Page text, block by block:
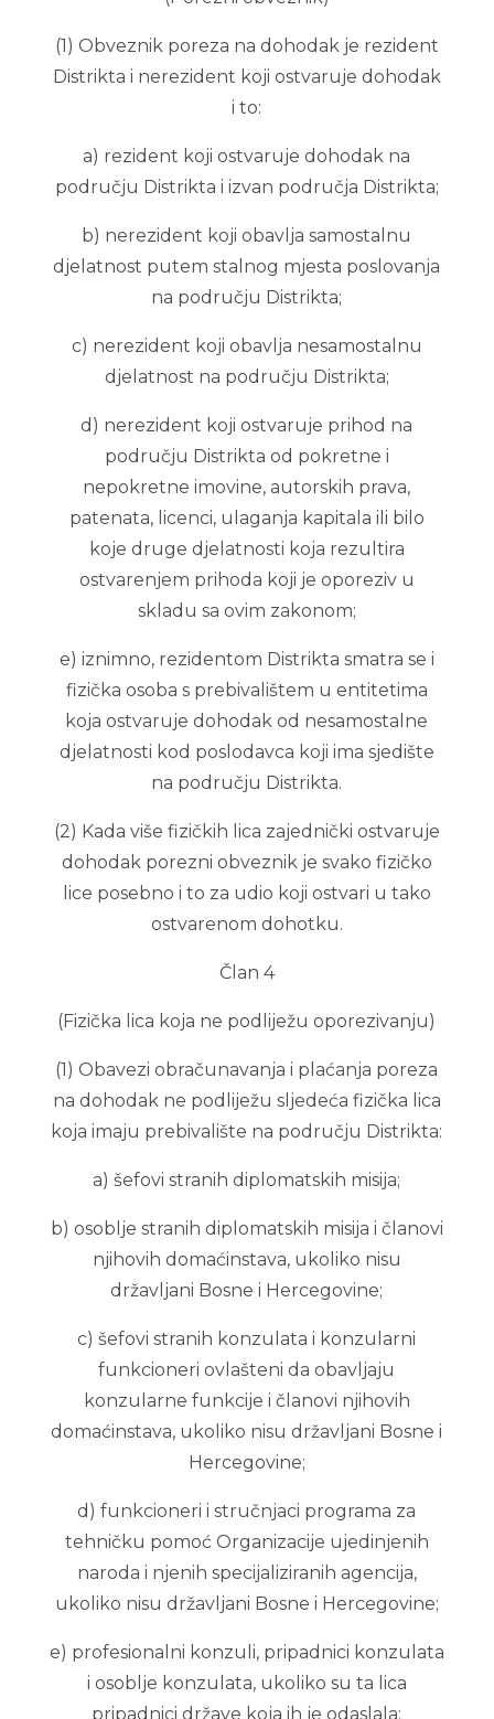
(1) Obveznik poreza na dohodak je rezident
Distrikta i nerezident koji ostvaruje dohodak
i to:
a) rezident koji ostvaruje dohodak na
području Distrikta i izvan područja Distrikta;
b) nerezident koji obavlja samostalnu
djelatnost putem stalnog mjesta poslovanja
na području Distrikta;
c) nerezident koji obavlja nesamostalnu
djelatnost na području Distrikta;
d) nerezident koji ostvaruje prihod na
području Distrikta od pokretne i
nepokretne imovine, autorskih prava,
patenata, licenci, ulaganja kapitala ili bilo
koje druge djelatnosti koja rezultira
ostvarenjem prihoda koji je oporeziv u
skladu sa ovim zakonom;
e) iznimno, rezidentom Distrikta smatra se i
fizička osoba s prebivalištem u entitetima
koja ostvaruje dohodak od nesamostalne
djelatnosti kod poslodavca koji ima sjedište
na području Distrikta.
(2) Kada više fizičkih lica zajednički ostvaruje
dohodak porezni obveznik je svako fizičko
lice posebno i to za udio koji ostvari u tako
ostvarenom dohotku.
Član 4
(Fizička lica koja ne podliježu oporezivanju)
(1) Obavezi obračunavanja i plaćanja poreza
na dohodak ne podliježu sljedeća fizička lica
koja imaju prebivalište na području Distrikta:
a) šefovi stranih diplomatskih misija;
b) osoblje stranih diplomatskih misija i članovi
njihovih domaćinstava, ukoliko nisu
državljani Bosne i Hercegovine;
c) šefovi stranih konzulata i konzularni
funkcioneri ovlašteni da obavljaju
konzularne funkcije i članovi njihovih
domaćinstava, ukoliko nisu državljani Bosne i
Hercegovine;
d) funkcioneri i stručnjaci programa za
tehničku pomoć Organizacije ujedinjenih
naroda i njenih specijaliziranih agencija,
ukoliko nisu državljani Bosne i Hercegovine;
e) profesionalni konzuli, pripadnici konzulata
i osoblje konzulata, ukoliko su ta lica
pripadnici države koja ih je odaslala;